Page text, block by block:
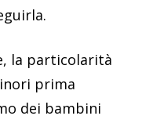
la particolarità
prima
dei bambini